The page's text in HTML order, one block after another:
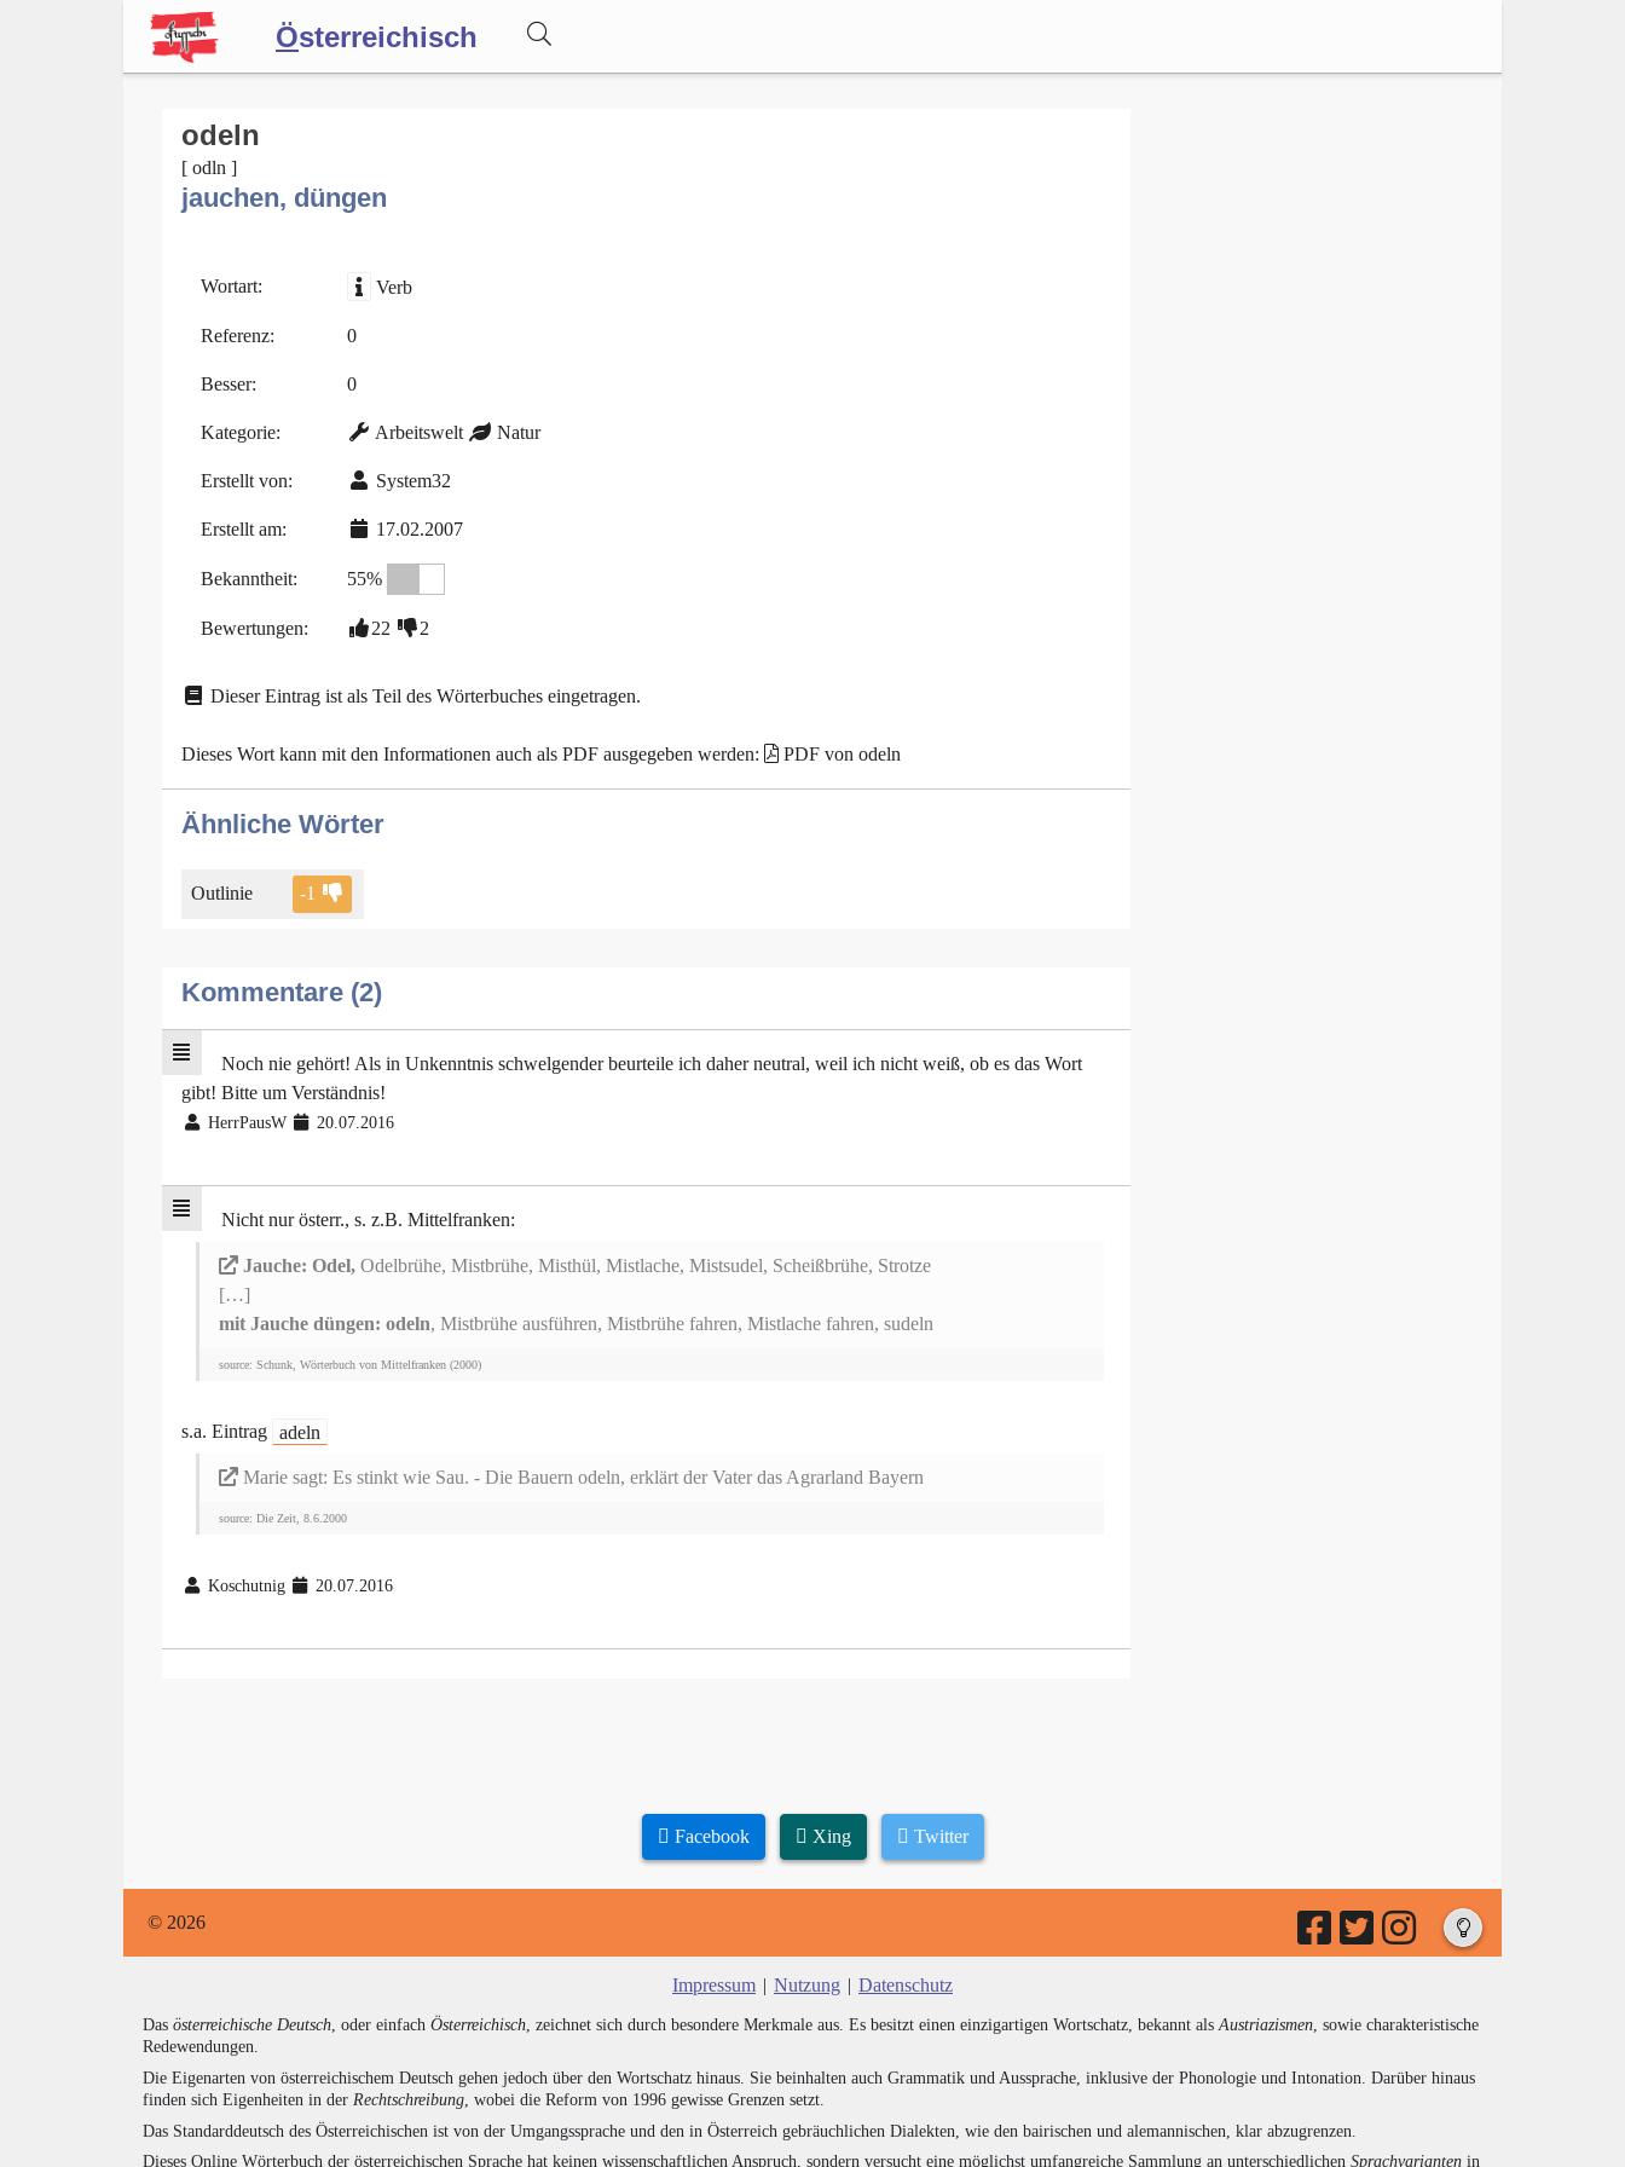
Österreichisch
Forum
Blog
odeln
[ odln ]
jauchen, düngen
Wortart: Verb
Referenz: 0
Besser: 0
Kategorie: Arbeitswelt Natur
Erstellt von: System32
Erstellt am: 17.02.2007
Bekanntheit: 55%
Bewertungen: 22 2
Dieser Eintrag ist als Teil des Wörterbuches eingetragen.
Dieses Wort kann mit den Informationen auch als PDF ausgegeben werden: PDF von odeln
Ähnliche Wörter
Outlinie -1
Kommentare (2)
Noch nie gehört! Als in Unkenntnis schwelgender beurteile ich daher neutral, weil ich nicht weiß, ob es das Wort
gibt! Bitte um Verständnis!
HerrPausW 20.07.2016
Nicht nur österr., s. z.B. Mittelfranken:
Jauche: Odel, Odelbrühe, Mistbrühe, Misthül, Mistlache, Mistsudel, Scheißbrühe, Strotze
[…]
mit Jauche düngen: odeln, Mistbrühe ausführen, Mistbrühe fahren, Mistlache fahren, sudeln
source: Schunk, Wörterbuch von Mittelfranken (2000)
s.a. Eintrag adeln
Marie sagt: Es stinkt wie Sau. - Die Bauern odeln, erklärt der Vater das Agrarland Bayern
source: Die Zeit, 8.6.2000
Koschutnig 20.07.2016
Facebook Xing Twitter
© 2026
Impressum | Nutzung | Datenschutz
Das österreichische Deutsch, oder einfach Österreichisch, zeichnet sich durch besondere Merkmale aus. Es besitzt einen einzigartigen Wortschatz, bekannt alsAustriazismen, sowie charakteristische
Redewendungen.
Die Eigenarten von österreichischem Deutsch gehen jedoch über den Wortschatz hinaus. Sie beinhalten auch Grammatik und Aussprache, inklusive der Phonologie und Intonation. Darüber hinaus
finden sich Eigenheiten in der Rechtschreibung, wobei die Reform von 1996 gewisse Grenzen setzt.
Das Standarddeutsch des Österreichischen ist von der Umgangssprache und den in Österreich gebräuchlichen Dialekten, wie den bairischen und alemannischen, klar abzugrenzen.
Dieses Online Wörterbuch der österreichischen Sprache hat keinen wissenschaftlichen Anspruch, sondern versucht eine möglichst umfangreiche Sammlung an unterschiedlichen Sprachvarianten in